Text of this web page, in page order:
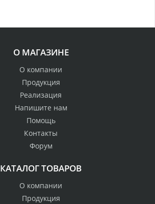
О МАГАЗИНЕ
О компании
Продукция
Реализация
Напишите нам
Помощь
Контакты
Форум
КАТАЛОГ ТОВАРОВ
О компании
Продукция